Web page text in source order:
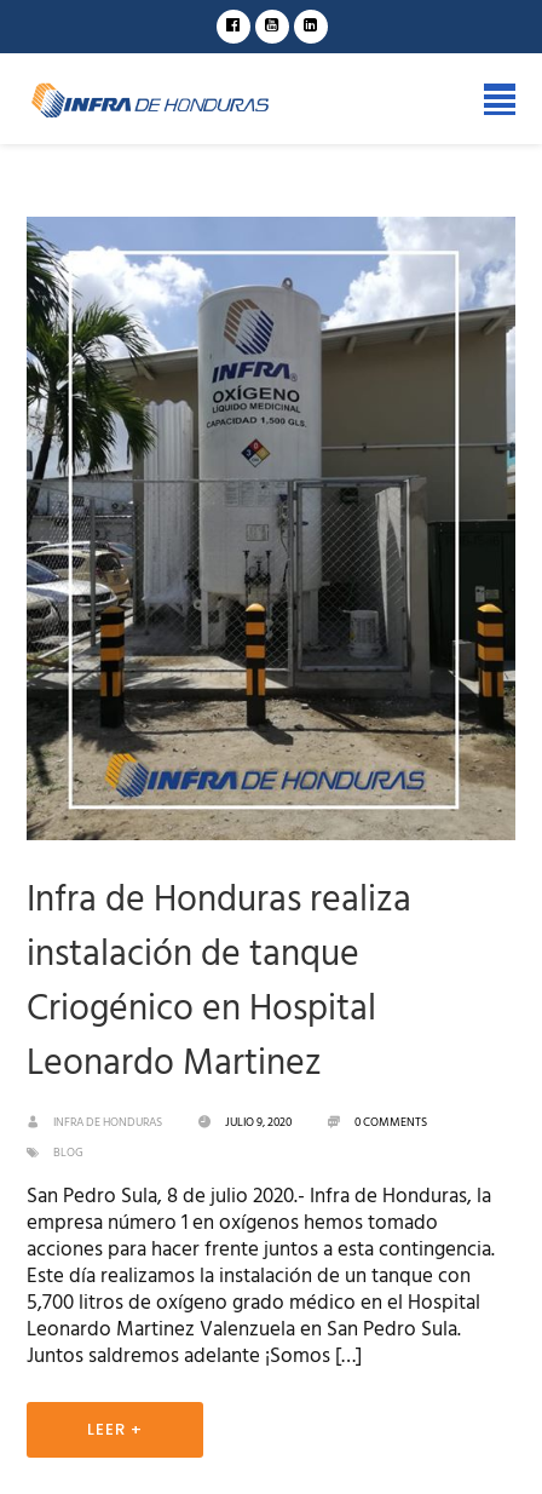
Infra de Honduras realiza
instalación de tanque
Criogénico en Hospital
Leonardo Martinez
INFRA DE HONDURAS JULIO 9, 2020
0 COMMENTS
BLOG
San Pedro Sula, 8 de julio 2020.- Infra de Honduras, la
empresa número 1 en oxígenos hemos tomado
acciones para hacer frente juntos a esta contingencia.
Este día realizamos la instalación de un tanque con
5,700 litros de oxígeno grado médico en el Hospital
Leonardo Martinez Valenzuela en San Pedro Sula.
Juntos saldremos adelante ¡Somos […]
LEER +